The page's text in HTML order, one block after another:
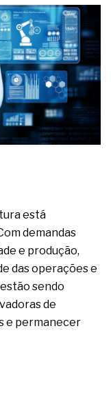
está
demandas
e produção,
das operações e
sendo
de
e permanecer